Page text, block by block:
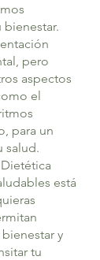
pero
aspectos
el
para un
salud.
está
y
tu